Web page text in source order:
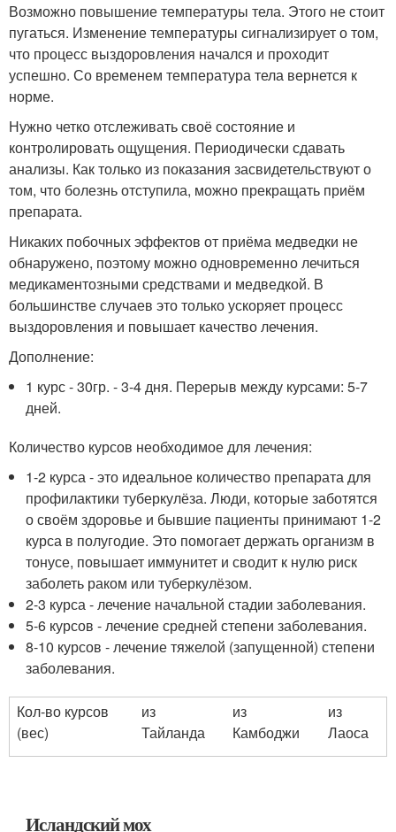
Возможно повышение температуры тела. Этого не стоит
пугаться. Изменение температуры сигнализирует о том,
что процесс выздоровления начался и проходит
успешно. Со временем температура тела вернется к
норме.
Нужно четко отслеживать своё состояние и
контролировать ощущения. Периодически сдавать
анализы. Как только из показания засвидетельствуют о
том, что болезнь отступила, можно прекращать приём
препарата.
Никаких побочных эффектов от приёма медведки не
обнаружено, поэтому можно одновременно лечиться
медикаментозными средствами и медведкой. В
большинстве случаев это только ускоряет процесс
выздоровления и повышает качество лечения.
Дополнение:
1 курс - 30гр. - 3-4 дня. Перерыв между курсами: 5-7
дней.
Количество курсов необходимое для лечения:
1-2 курса - это идеальное количество препарата для
профилактики туберкулёза. Люди, которые заботятся
о своём здоровье и бывшие пациенты принимают 1-2
курса в полугодие. Это помогает держать организм в
тонусе, повышает иммунитет и сводит к нулю риск
заболеть раком или туберкулёзом.
2-3 курса - лечение начальной стадии заболевания.
5-6 курсов - лечение средней степени заболевания.
8-10 курсов - лечение тяжелой (запущенной) степени
заболевания.
Кол-во курсов
(вес)
из
Тайланда
из
Камбоджи
из
Лаоса
Исландский мох